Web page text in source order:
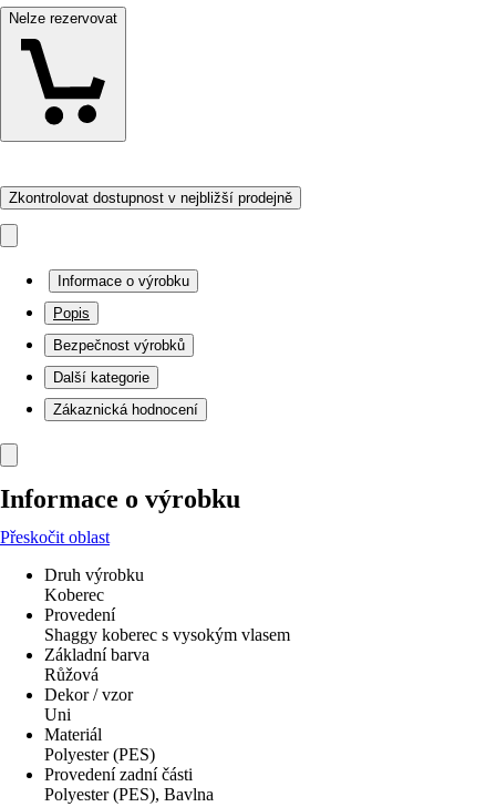
Nelze rezervovat
Zkontrolovat dostupnost v nejbližší prodejně
Informace o výrobku
Popis
Bezpečnost výrobků
Další kategorie
Zákaznická hodnocení
Informace o výrobku
Přeskočit oblast
Druh výrobku
Koberec
Provedení
Shaggy koberec s vysokým vlasem
Základní barva
Růžová
Dekor / vzor
Uni
Materiál
Polyester (PES)
Provedení zadní části
Polyester (PES), Bavlna